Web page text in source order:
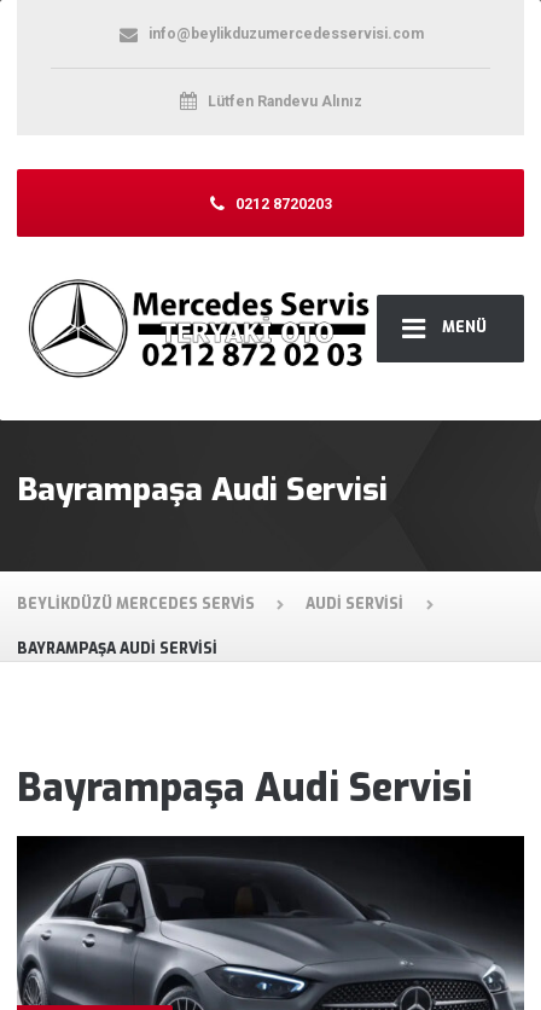
MENÜ
info@beylikduzumercedesservisi.com
Lütfen Randevu Alınız
0212 8720203
Bayrampaşa Audi Servisi
BEYLIKDÜZÜ MERCEDES SERVIS AUDI SERVISI
BAYRAMPAŞA AUDI SERVISI
Bayrampaşa Audi Servisi